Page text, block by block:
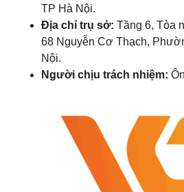
TP Hà Nội.
Địa chỉ trụ sở: Tầng 6, Tòa
68 Nguyễn Cơ Thạch,
Nội.
Người chịu trách nhiệm: